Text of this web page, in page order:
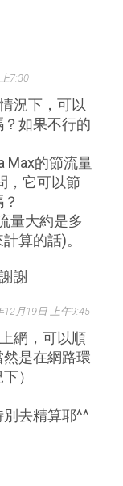
7:30
況下，可以
如果不行的
Max的節流量
，它可以節
量大約是多
算的話)。
謝
12月19日 上午9:45
網，可以順
是在網路環
）
去精算耶^^